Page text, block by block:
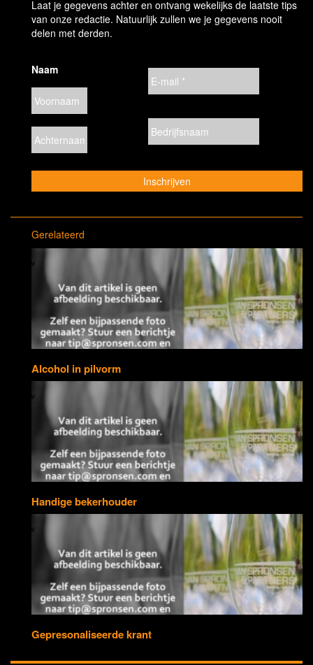
Laat je gegevens achter en ontvang wekelijks de laatste tips
van onze redactie. Natuurlijk zullen we je gegevens nooit
delen met derden.
Naam
Gerelateerd
Alcohol in pilvorm
Handige bekerhouder
Gepresonaliseerde krant